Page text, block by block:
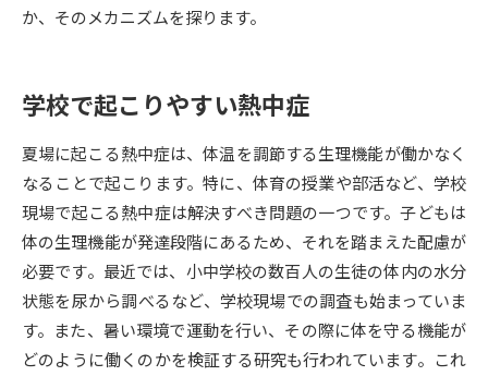
志望校・出願校を調べる
併願校選び 受験スケジュールを立てよう
先輩が入学を決めた理由 テレメール全国一斉進学調査
新生活お役立ちガイド
か、そのメカニズムを探ります。
学校で起こりやすい熱中症
夏場に起こる熱中症は、体温を調節する生理機能が働かなく
なることで起こります。特に、体育の授業や部活など、学校
現場で起こる熱中症は解決すべき問題の一つです。子どもは
体の生理機能が発達段階にあるため、それを踏まえた配慮が
必要です。最近では、小中学校の数百人の生徒の体内の水分
状態を尿から調べるなど、学校現場での調査も始まっていま
す。また、暑い環境で運動を行い、その際に体を守る機能が
どのように働くのかを検証する研究も行われています。これ